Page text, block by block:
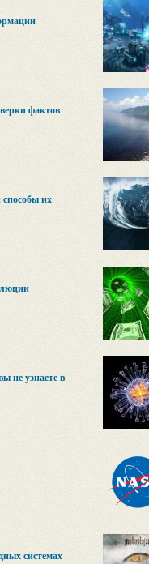
фактов
их
не узнаете в
системах